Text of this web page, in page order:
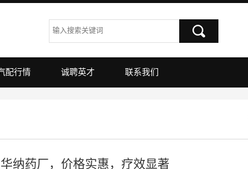
配行情 诚聘英才 联系我们
华纳药厂，价格实惠，疗效显著